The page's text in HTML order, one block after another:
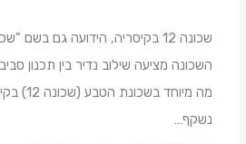
שכונה 12 בקיסריה, הידועה
השכונה מציעה שילוב נדיר בין תכנון
מה
נשקף…